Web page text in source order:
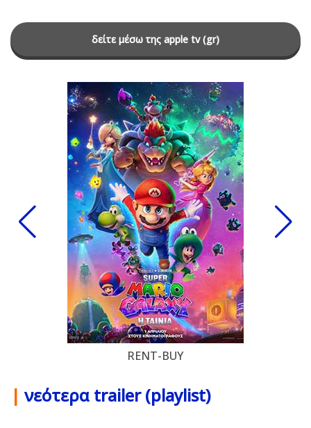
δείτε μέσω της apple tv (gr)
RENT-BUY
| νεότερα trailer (playlist)